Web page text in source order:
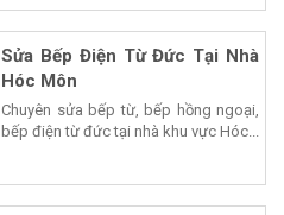
Sửa Bếp Điện Từ Đức Tại Nhà
Hóc Môn
Chuyên sửa bếp từ, bếp hồng ngoại,
bếp điện từ đức tại nhà khu vực Hóc...